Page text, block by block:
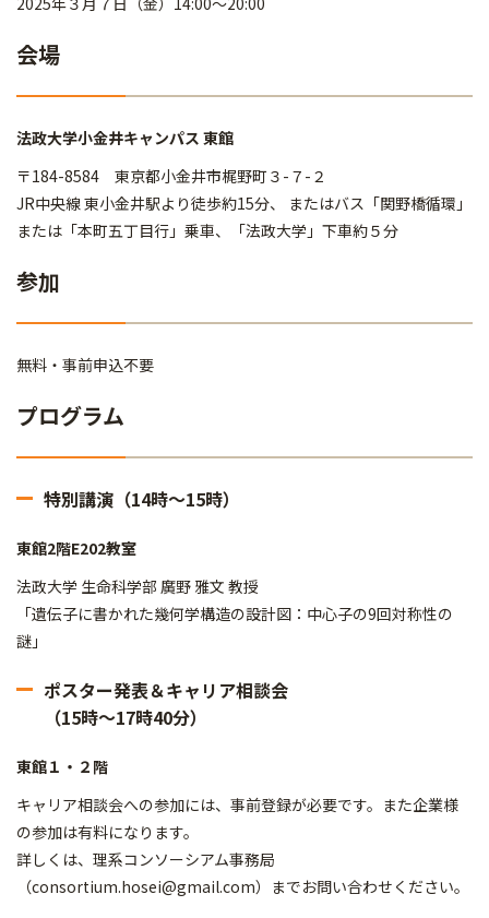
会場
法政大学小金井キャンパス 東館
〒184-8584 東京都小金井市梶野町３-７-２
JR中央線 東小金井駅より徒歩約15分、 またはバス「関野橋循環」
または「本町五丁目行」乗車、「法政大学」下車約５分
参加
無料・事前申込不要
プログラム
特別講演（14時～15時）
東館2階E202教室
法政大学 生命科学部 廣野 雅文 教授
「遺伝子に書かれた幾何学構造の設計図：中心子の9回対称性の
謎」
ポスター発表＆キャリア相談会
（15時～17時40分）
東館１・２階
キャリア相談会への参加には、事前登録が必要です。また企業様
の参加は有料になります。
詳しくは、理系コンソーシアム事務局
（consortium.hosei@gmail.com）までお問い合わせください。